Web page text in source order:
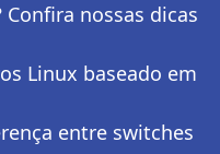
nossas dicas
Linux baseado em
entre switches